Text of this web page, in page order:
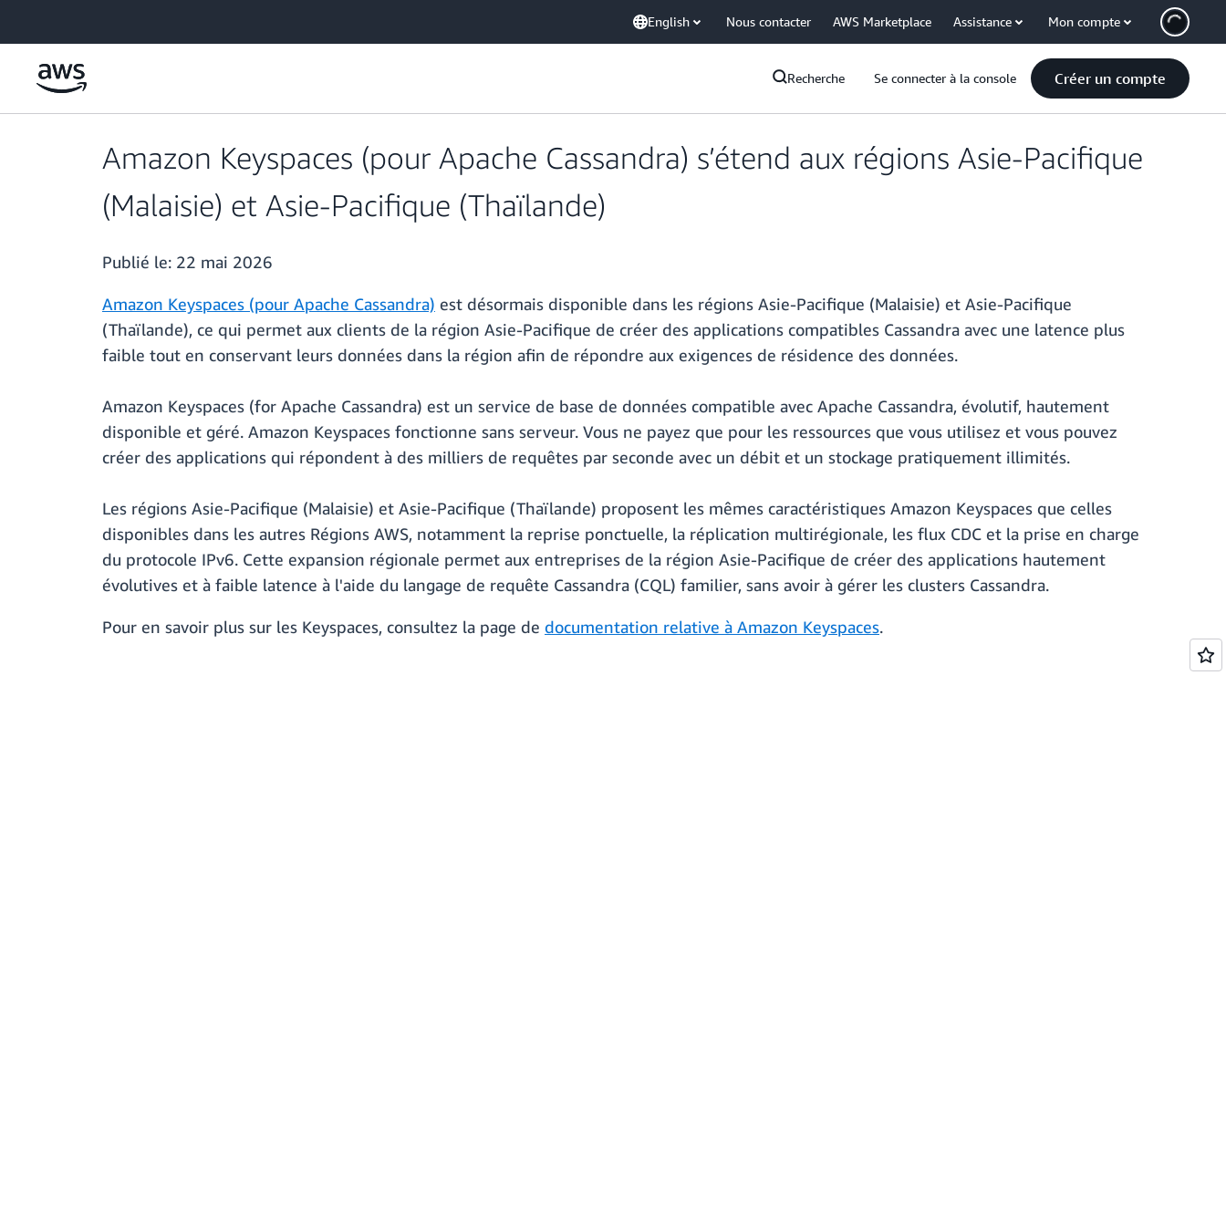
English Nous contacter AWS Marketplace Assistance Mon compte
Recherche Se connecter à la console Créer un compte
Amazon Keyspaces (pour Apache Cassandra) s’étend aux régions Asie-Pacifique
(Malaisie) et Asie-Pacifique (Thaïlande)
Publié le: 22 mai 2026
Amazon Keyspaces (pour Apache Cassandra) est désormais disponible dans les régions Asie-Pacifique (Malaisie) et Asie-Pacifique
(Thaïlande), ce qui permet aux clients de la région Asie-Pacifique de créer des applications compatibles Cassandra avec une latence plus
faible tout en conservant leurs données dans la région afin de répondre aux exigences de résidence des données.
Amazon Keyspaces (for Apache Cassandra) est un service de base de données compatible avec Apache Cassandra, évolutif, hautement
disponible et géré. Amazon Keyspaces fonctionne sans serveur. Vous ne payez que pour les ressources que vous utilisez et vous pouvez
créer des applications qui répondent à des milliers de requêtes par seconde avec un débit et un stockage pratiquement illimités.
Les régions Asie-Pacifique (Malaisie) et Asie-Pacifique (Thaïlande) proposent les mêmes caractéristiques Amazon Keyspaces que celles
disponibles dans les autres Régions AWS, notamment la reprise ponctuelle, la réplication multirégionale, les flux CDC et la prise en charge
du protocole IPv6. Cette expansion régionale permet aux entreprises de la région Asie-Pacifique de créer des applications hautement
évolutives et à faible latence à l'aide du langage de requête Cassandra (CQL) familier, sans avoir à gérer les clusters Cassandra.
Pour en savoir plus sur les Keyspaces, consultez la page de documentation relative à Amazon Keyspaces.